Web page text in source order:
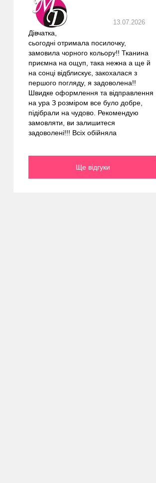
13.07.2026
Дівчатка,
сьогодні отримала посилочку,
замовила чорного кольору!! Тканина
приємна на ощуп, така нежна а ще й
на сонці відблискує, закохалася з
першого погляду, я задоволена!!
Швидке оформлення та відправлення
на ура З розміром все було добре,
підібрали на чудово. Рекомендую
замовляти, ви залишитеся
задоволені!!! Всіх обійняла
Ще відгуки